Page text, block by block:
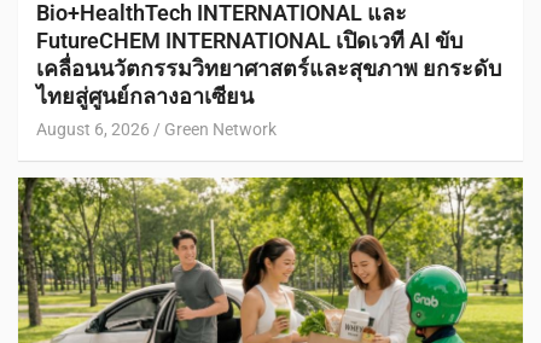
Bio+HealthTech INTERNATIONAL และ
FutureCHEM INTERNATIONAL เปิดเวที AI ขับ
เคลื่อนนวัตกรรมวิทยาศาสตร์และสุขภาพ ยกระดับ
ไทยสู่ศูนย์กลางอาเซียน
August 6, 2026 Green Network